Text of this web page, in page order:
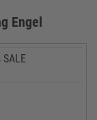
Engel
SALE